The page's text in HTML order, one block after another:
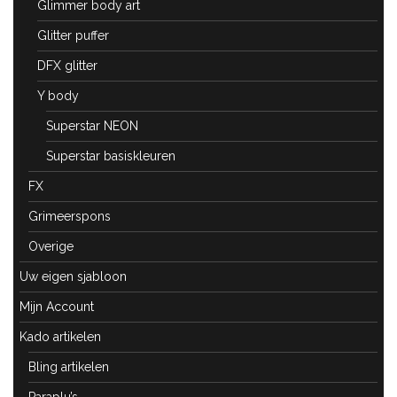
Glimmer body art
Glitter puffer
DFX glitter
Y body
Superstar NEON
Superstar basiskleuren
FX
Grimeerspons
Overige
Uw eigen sjabloon
Mijn Account
Kado artikelen
Bling artikelen